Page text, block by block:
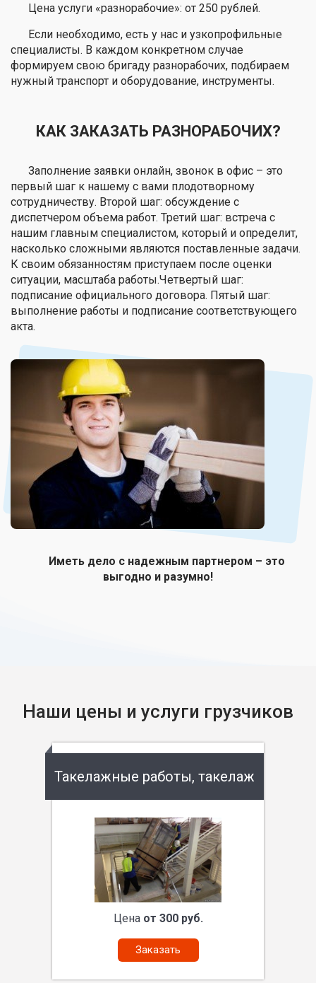
Цена услуги «разнорабочие»: от 250 рублей.
Если необходимо, есть у нас и узкопрофильные
специалисты. В каждом конкретном случае
формируем свою бригаду разнорабочих, подбираем
нужный транспорт и оборудование, инструменты.
КАК ЗАКАЗАТЬ РАЗНОРАБОЧИХ?
Заполнение заявки онлайн, звонок в офис – это
первый шаг к нашему с вами плодотворному
сотрудничеству. Второй шаг: обсуждение с
диспетчером объема работ. Третий шаг: встреча с
нашим главным специалистом, который и определит,
насколько сложными являются поставленные задачи.
К своим обязанностям приступаем после оценки
ситуации, масштаба работы.Четвертый шаг:
подписание официального договора. Пятый шаг:
выполнение работы и подписание соответствующего
акта.
Иметь дело с надежным партнером – это
выгодно и разумно!
Наши цены и услуги грузчиков
Такелажные работы, такелаж
Цена от 300 руб.
Заказать